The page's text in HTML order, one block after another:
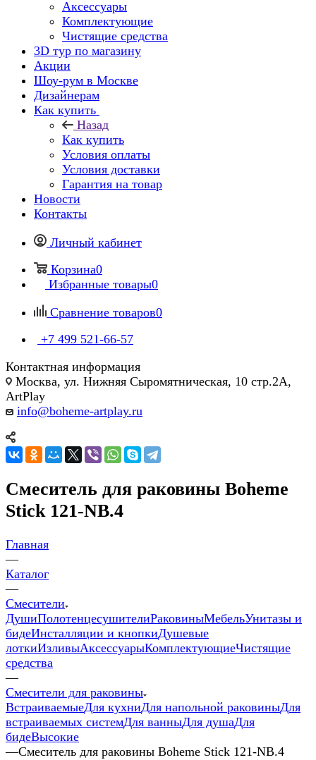
Аксессуары
Комплектующие
Чистящие средства
3D тур по магазину
Акции
Шоу-рум в Москве
Дизайнерам
Как купить
Назад
Как купить
Условия оплаты
Условия доставки
Гарантия на товар
Новости
Контакты
Личный кабинет
Корзина0
Избранные товары0
Сравнение товаров0
+7 499 521-66-57
Контактная информация
Москва, ул. Нижняя Сыромятническая, 10 стр.2А,
ArtPlay
info@boheme-artplay.ru
Смеситель для раковины Boheme
Stick 121-NB.4
Главная
—
Каталог
—
Смесители
ДушиПолотенцесушителиРаковиныМебельУнитазы и
бидеИнсталляции и кнопкиДушевые
лоткиИзливыАксессуарыКомплектующиеЧистящие
средства
—
Смесители для раковины
ВстраиваемыеДля кухниДля напольной раковиныДля
встраиваемых системДля ванныДля душаДля
бидеВысокие
—Смеситель для раковины Boheme Stick 121-NB.4